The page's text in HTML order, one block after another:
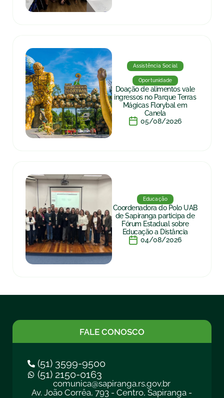
Assistência Social
Oportunidade
Doação de alimentos vale
ingressos no Parque Terras
Mágicas Florybal em
Canela
05/08/2026
Educação
Coordenadora do Polo UAB
de Sapiranga participa de
Fórum Estadual sobre
Educação a Distância
04/08/2026
FALE CONOSCO
(51) 3599-9500
(51) 2150-0163
comunica@sapiranga.rs.gov.br
Av. João Corrêa, 793 - Centro, Sapiranga -